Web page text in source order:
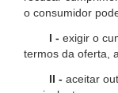
o consumidor
I - exigir o
termos da oferta,
II - aceitar